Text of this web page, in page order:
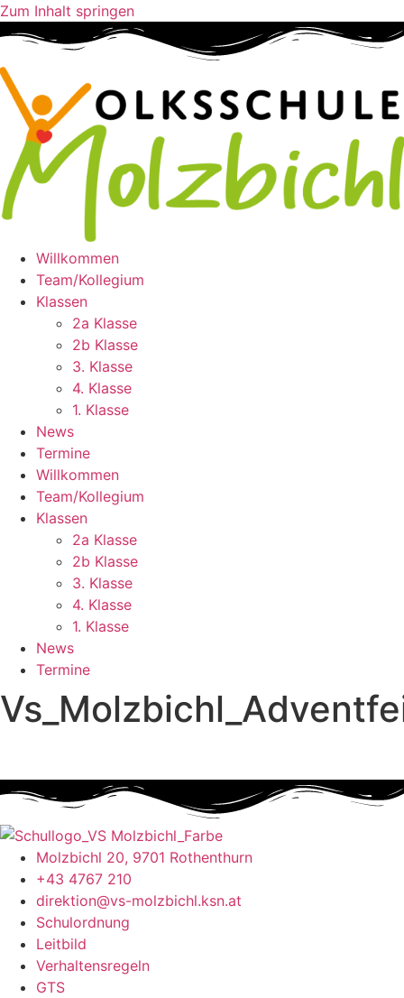
Zum Inhalt springen
Willkommen
Team/Kollegium
Klassen
2a Klasse
2b Klasse
3. Klasse
4. Klasse
1. Klasse
News
Termine
Willkommen
Team/Kollegium
Klassen
2a Klasse
2b Klasse
3. Klasse
4. Klasse
1. Klasse
News
Termine
Molzbichl 20, 9701 Rothenthurn
+43 4767 210
direktion@vs-molzbichl.ksn.at
Schulordnung
Leitbild
Verhaltensregeln
GTS